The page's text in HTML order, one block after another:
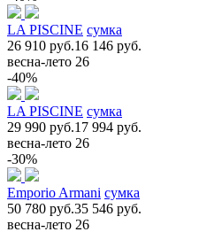
LA PISCINE сумка
26 910 руб.16 146 руб.
весна-лето 26
-40%
LA PISCINE сумка
29 990 руб.17 994 руб.
весна-лето 26
-30%
Emporio Armani сумка
50 780 руб.35 546 руб.
весна-лето 26